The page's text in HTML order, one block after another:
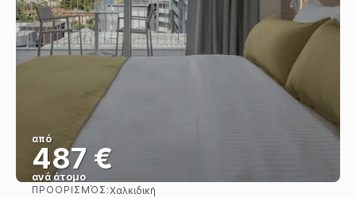
από
487 €
ανά άτομο
ΠΡΟΟΡΙΣΜΌΣ:Χαλκιδική